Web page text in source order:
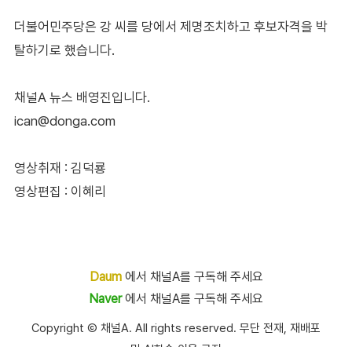
더불어민주당은 강 씨를 당에서 제명조치하고 후보자격을 박
탈하기로 했습니다.
채널A 뉴스 배영진입니다.
ican@donga.com
영상취재 : 김덕룡
영상편집 : 이혜리
Daum에서 채널A를 구독해 주세요
Naver에서 채널A를 구독해 주세요
Copyright Ⓒ 채널A. All rights reserved. 무단 전재, 재배포